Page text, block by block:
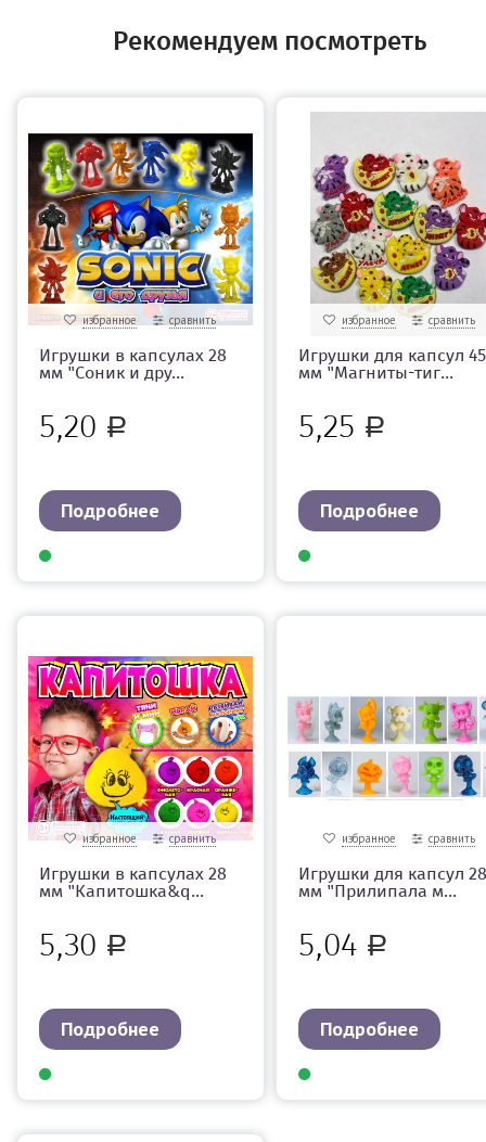
Рекомендуем посмотреть
избранное сравнить
Игрушки в капсулах 28
мм "Соник и дру...
5,20 Р
Подробнее
избранное сравнить
Игрушки для капсул 45
мм "Магниты-тиг...
5,25 Р
Подробнее
избранное сравнить
Игрушки в капсулах 28
мм "Капитошка&q...
5,30 Р
Подробнее
избранное сравнить
Игрушки для капсул 28
мм "Прилипала м...
5,04 Р
Подробнее